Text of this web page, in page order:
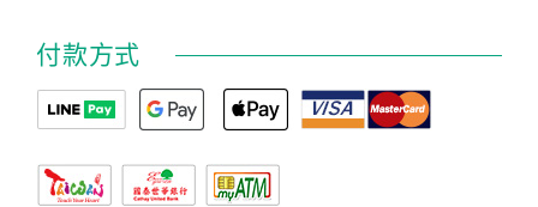
付款方式